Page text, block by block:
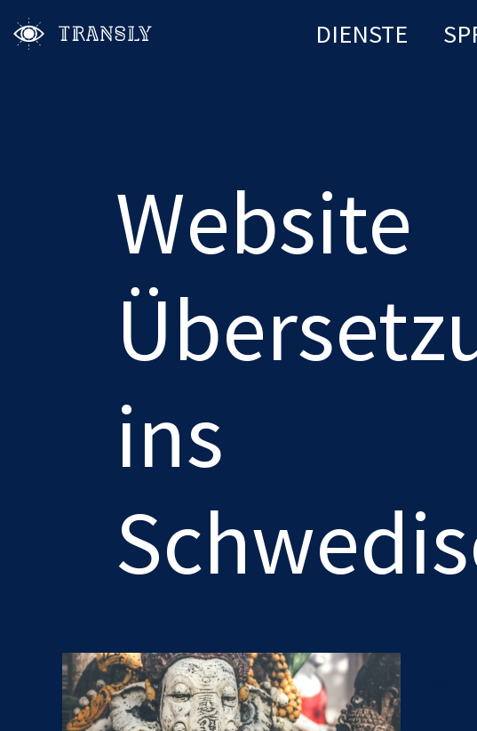
DIENSTE
Website
ins